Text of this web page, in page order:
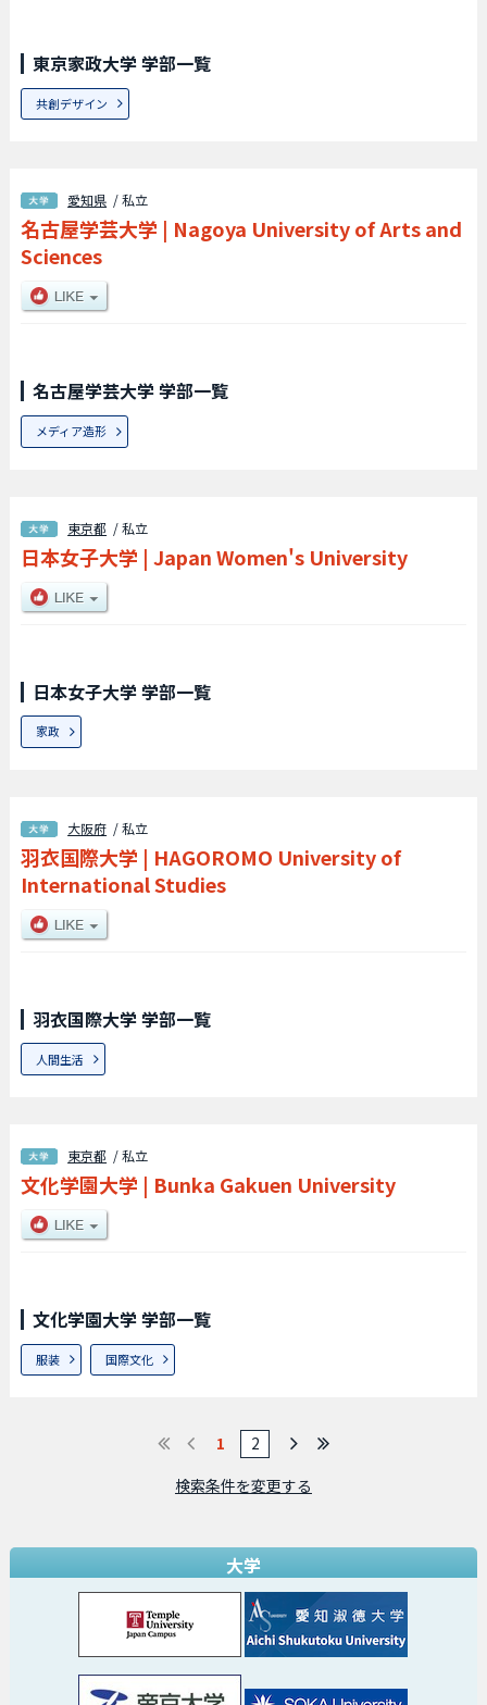
東京家政大学 学部一覧
共創デザイン
愛知県 / 私立
名古屋学芸大学 | Nagoya University of Arts and
Sciences
名古屋学芸大学 学部一覧
メディア造形
東京都 / 私立
日本女子大学 | Japan Women's University
日本女子大学 学部一覧
家政
大阪府 / 私立
羽衣国際大学 | HAGOROMO University of
International Studies
羽衣国際大学 学部一覧
人間生活
東京都 / 私立
文化学園大学 | Bunka Gakuen University
文化学園大学 学部一覧
服装 国際文化
1
2
検索条件を変更する
大学